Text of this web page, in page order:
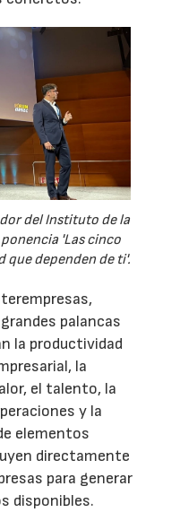
del Instituto de la
'Las cinco
que dependen de ti'.
palancas
la productividad
la
el talento, la
y la
elementos
directamente
para generar
disponibles.